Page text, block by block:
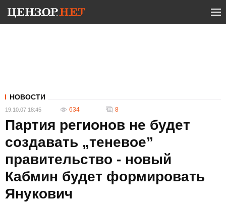
НОВОСТИ
19.10.07 18:45 634 8
Партия регионов не будет
создавать „теневое”
правительство - новый
Кабмин будет формировать
Янукович